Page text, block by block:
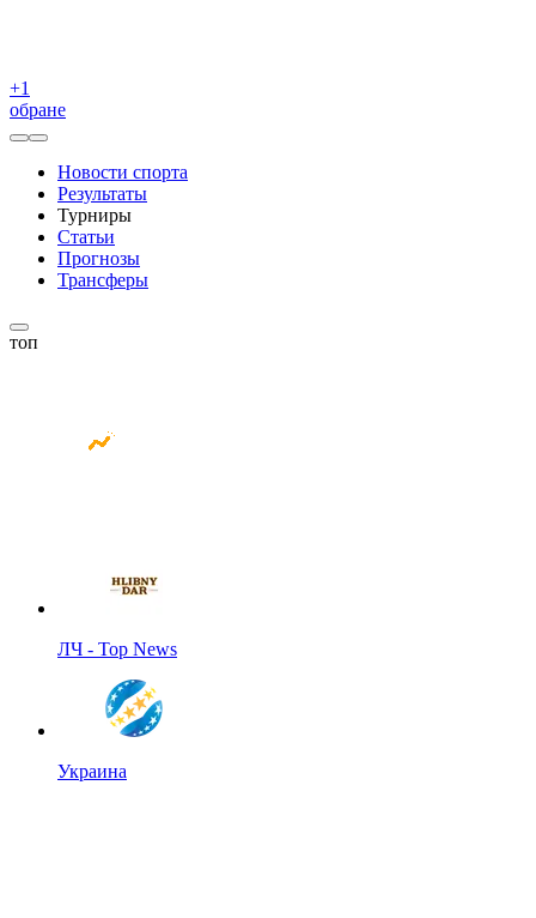
+1
обране
Новости спорта
Результаты
Турниры
Статьи
Прогнозы
Трансферы
топ
ЛЧ - Top News
Украина